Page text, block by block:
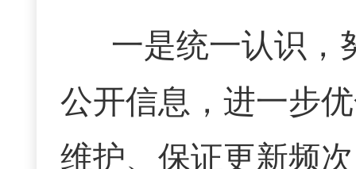
一是统一认识，
公开信息，进一步
维护、保证更新频